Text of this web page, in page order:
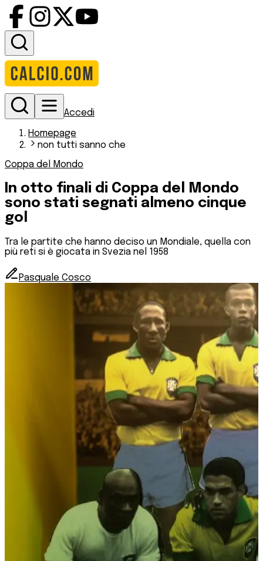
Accedi
Homepage
non tutti sanno che
Coppa del Mondo
In otto finali di Coppa del Mondo
sono stati segnati almeno cinque
gol
Tra le partite che hanno deciso un Mondiale, quella con
più reti si è giocata in Svezia nel 1958
Pasquale Cosco